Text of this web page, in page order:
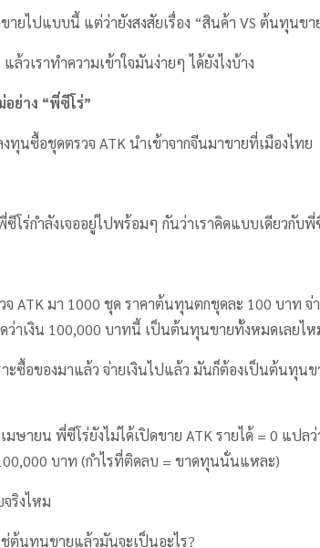
ยไปแบบนี้ แต่ว่ายังสงสัยเรื่อง “สินค้า VS ต้นทุนขา
วเราทำความเข้าใจมันง่ายๆ ได้ยังไงบ้าง
ย่าง “พี่ซีโร่”
ทุนซื้อชุดตรวจ ATK นำเข้าจากจีนมาขายที่เมืองไทย
ร่กำลังเจออยู่ไปพร้อมๆ กันว่าเราคิดแบบเดียวกับพี่
ATK มา 1000 ชุด ราคาต้นทุนตกชุดละ 100 บาท จ่
าเงิน 100,000 บาทนี้ เป็นต้นทุนขายทั้งหมดเลยไห
ะซื้อของมาแล้ว จ่ายเงินไปแล้ว มันก็ต้องเป็นต้นทุน
ษายน พี่ซีโร่ยังไม่ได้เปิดขาย ATK รายได้ = 0 แปล
บาท (กำไรที่ติดลบ = ขาดทุนนั่นแหละ)
ริงไหม
ต้นทุนขายแล้วมันจะเป็นอะไร?